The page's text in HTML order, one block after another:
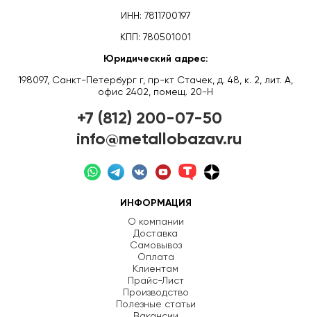
ИНН: 7811700197
КПП: 780501001
Юридический адрес:
198097, Санкт-Петербург г, пр-кт Стачек, д. 48, к. 2, лит. А,
офис 2402, помещ. 20-Н
+7 (812) 200-07-50
info@metallobazav.ru
ИНФОРМАЦИЯ
О компании
Доставка
Самовывоз
Оплата
Клиентам
Прайс-Лист
Производство
Полезные статьи